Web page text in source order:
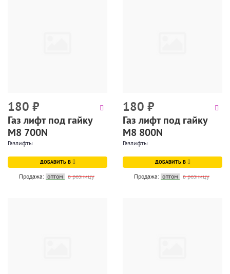
180 ₽
Газ лифт под гайку
М8 700N
Газлифты
ДОБАВИТЬ В
Продажа: оптом в розницу
180 ₽
Газ лифт под гайку
М8 800N
Газлифты
ДОБАВИТЬ В
Продажа: оптом в розницу